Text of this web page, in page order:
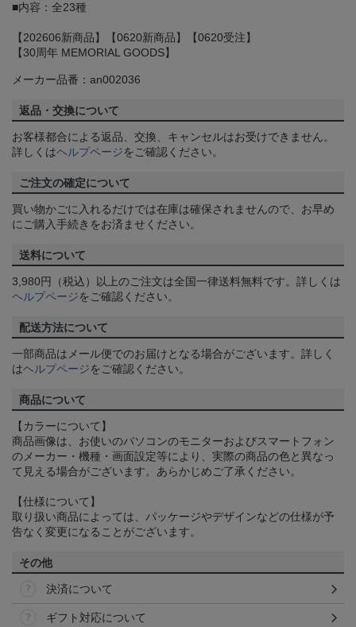
■内容：全23種
【202606新商品】【0620新商品】【0620受注】
【30周年 MEMORIAL GOODS】
メーカー品番：an002036
返品・交換について
お客様都合による返品、交換、キャンセルはお受けできません。
詳しくはヘルプページをご確認ください。
ご注文の確定について
買い物かごに入れるだけでは在庫は確保されませんので、お早め
にご購入手続きをお済ませください。
送料について
3,980円（税込）以上のご注文は全国一律送料無料です。詳しくは
ヘルプページをご確認ください。
配送方法について
一部商品はメール便でのお届けとなる場合がございます。詳しく
はヘルプページをご確認ください。
商品について
【カラーについて】
商品画像は、お使いのパソコンのモニターおよびスマートフォン
のメーカー・機種・画面設定等により、実際の商品の色と異なっ
て見える場合がございます。あらかじめご了承ください。
【仕様について】
取り扱い商品によっては、パッケージやデザインなどの仕様が予
告なく変更になることがございます。
その他
決済について
ギフト対応について